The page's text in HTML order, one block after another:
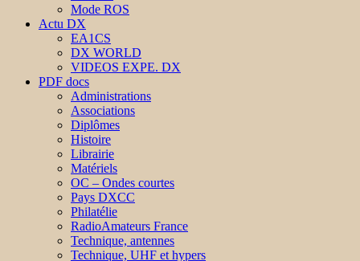
Mode ROS
Actu DX
EA1CS
DX WORLD
VIDEOS EXPE. DX
PDF docs
Administrations
Associations
Diplômes
Histoire
Librairie
Matériels
OC – Ondes courtes
Pays DXCC
Philatélie
RadioAmateurs France
Technique, antennes
Technique, UHF et hypers